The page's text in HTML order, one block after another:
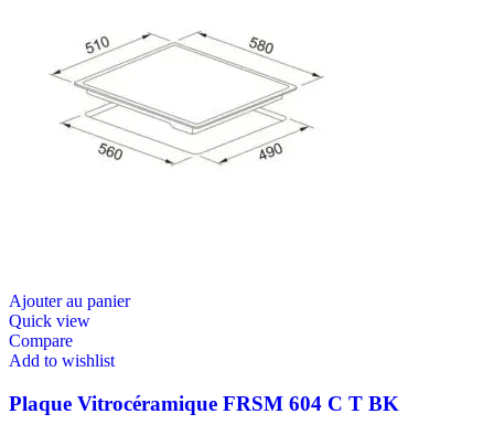
Ajouter au panier
Quick view
Compare
Add to wishlist
Plaque Vitrocéramique FRSM 604 C T BK